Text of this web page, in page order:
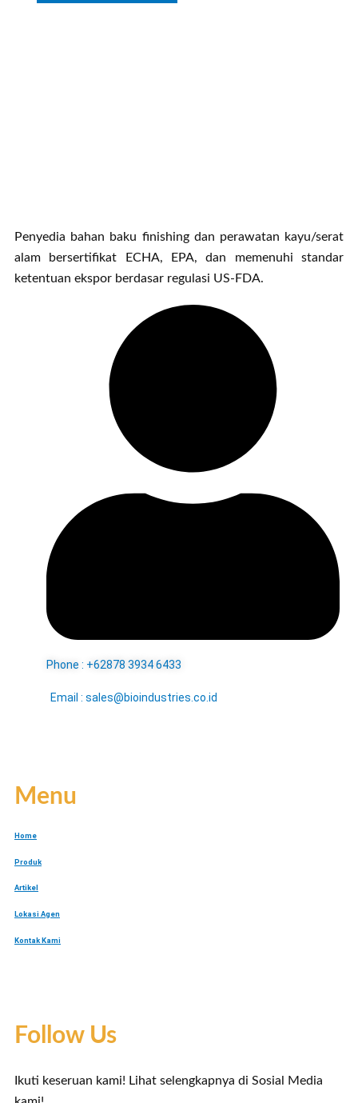
Penyedia bahan baku finishing dan perawatan kayu/serat
alam bersertifikat ECHA, EPA, dan memenuhi standar
ketentuan ekspor berdasar regulasi US-FDA.
Phone : +62878 3934 6433
Email : sales@bioindustries.co.id
Menu
Home
Produk
Artikel
Lokasi Agen
Kontak Kami
Follow Us
Ikuti keseruan kami! Lihat selengkapnya di Sosial Media